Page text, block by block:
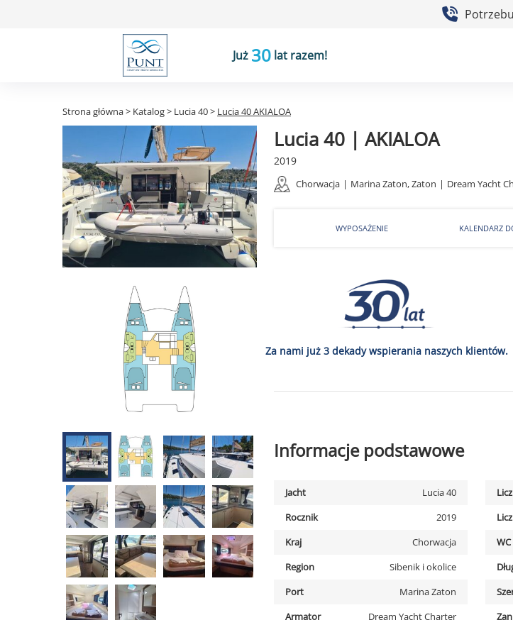
Już 30 lat razem!
Strona główna> Katalog> Lucia 40> Lucia 40 AKIALOA
Lucia 40 | AKIALOA
2019
Chorwacja | Marina Zaton, Zaton | Dream Yacht
WYPOSAŻENIE KALENDARZ
Za nami już 3 dekady wspierania naszych klientów.
Informacje podstawowe
Jacht
Lucia 40
Rocznik
2019
Kraj
Chorwacja
Region
Sibenik i okolice
Port
Marina Zaton
Armator
Dream Yacht Charter
WC